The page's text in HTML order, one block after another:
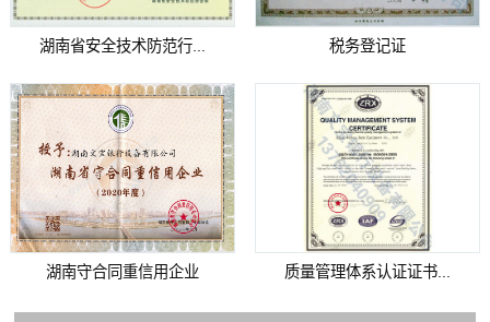
湖南省安全技术防范行... 税务登记证
湖南守合同重信用企业 质量管理体系认证证书...